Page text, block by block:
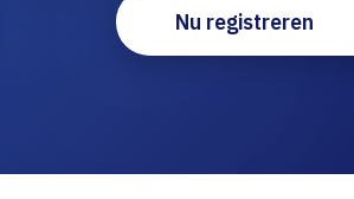
Nu registreren